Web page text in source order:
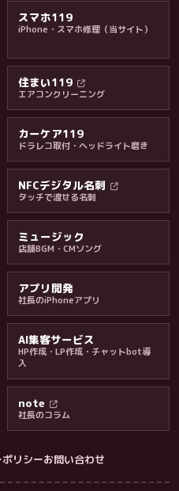
スマホ119
iPhone・スマホ修理（当サイト）
住まい119
エアコンクリーニング
カーケア119
ドラレコ取付・ヘッドライト磨き
NFCデジタル名刺
タッチで渡せる名刺
ミュージック
店舗BGM・CMソング
アプリ開発
社長のiPhoneアプリ
AI集客サービス
HP作成・LP作成・チャットbot導
入
note
社長のコラム
リシーお問い合わせ